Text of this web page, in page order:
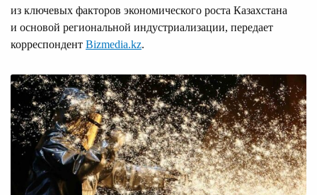
из ключевых факторов экономического роста Казахстана
и основой региональной индустриализации, передает
корреспондент Bizmedia.kz.